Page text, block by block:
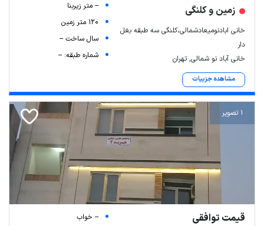
زمین و کلنگی
خانی ابادنومیعادشمالی،کلنگی سه طبقه بغل
دار
خانی آباد نو شمالی, تهران
مشاهده جزییات
-- متر زیربنا
120 متر زمین
سال ساخت --
شماره طبقه: --
1 تصویر
قیمت توافقی
-- خواب